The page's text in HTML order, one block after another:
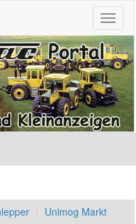
Unimog Markt